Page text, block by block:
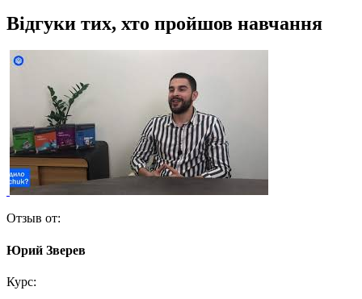
Відгуки тих, хто пройшов навчання
Отзыв от:
Юрий Зверев
Курс: